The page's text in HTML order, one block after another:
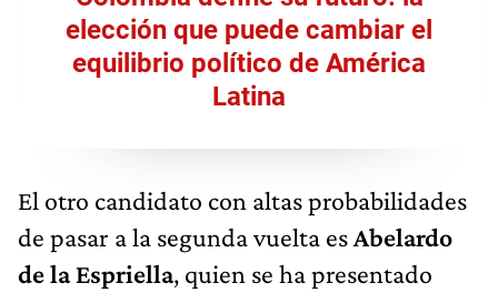
elección que puede cambiar el
equilibrio político de América
Latina
El otro candidato con altas probabilidades
de pasar a la segunda vuelta esAbelardo
de la Espriella, quien se ha presentado